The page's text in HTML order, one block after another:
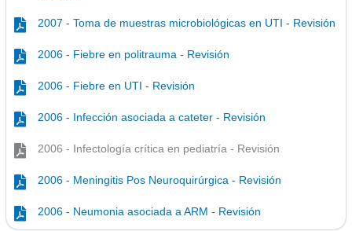
2007 - Toma de muestras microbiológicas en UTI - Revisión
2006 - Fiebre en politrauma - Revisión
2006 - Fiebre en UTI - Revisión
2006 - Infección asociada a cateter - Revisión
2006 - Infectología crítica en pediatría - Revisión
2006 - Meningitis Pos Neuroquirúrgica - Revisión
2006 - Neumonia asociada a ARM - Revisión